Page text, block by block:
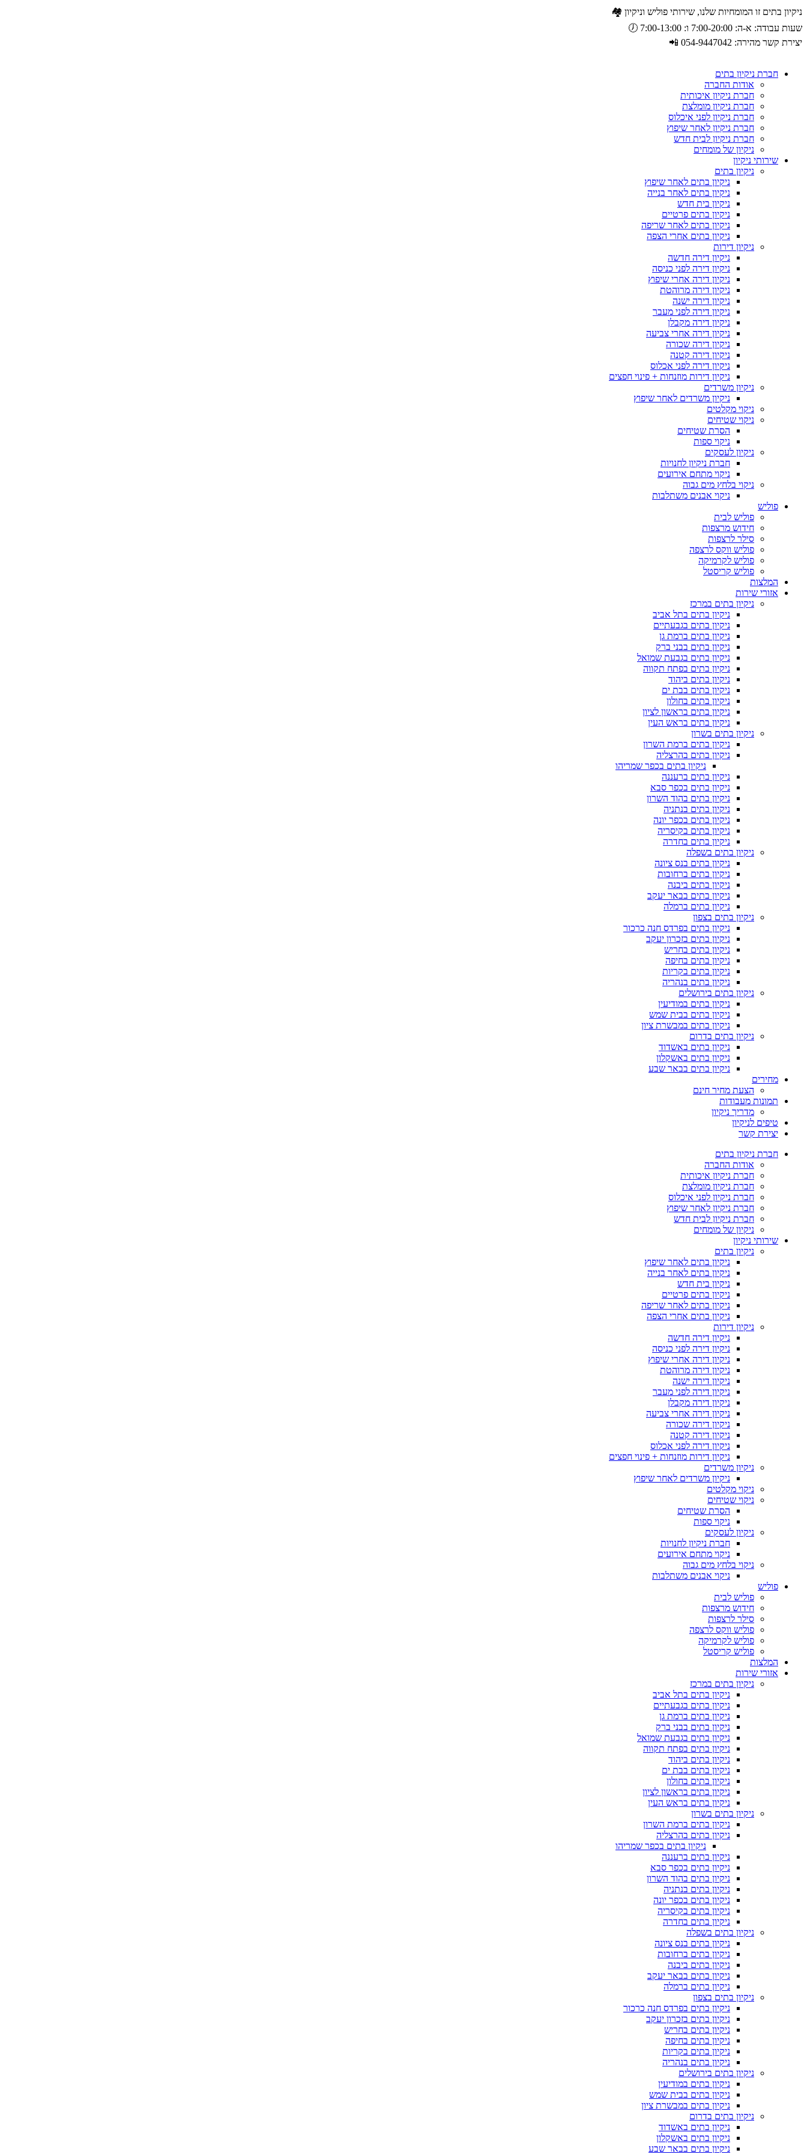
ניקיון בתים זו המומחיות שלנו, שירותי פוליש וניקיון 🏘️
שעות עבודה: א-ה: 7:00-20:00 ו: 7:00-13:00 🕖
יצירת קשר מהירה: 054-9447042 📲
חברת ניקיון בתים
אודות החברה
חברת ניקיון איכותית
חברת ניקיון מומלצת
חברת ניקיון לפני איכלוס
חברת ניקיון לאחר שיפוץ
חברת ניקיון לבית חדש
ניקיון של מומחים
שירותי ניקיון
ניקיון בתים
ניקיון בתים לאחר שיפוץ
ניקיון בתים לאחר בנייה
ניקיון בית חדש
ניקיון בתים פרטיים
ניקיון בתים לאחר שריפה
ניקיון בתים אחרי הצפה
ניקיון דירות
ניקיון דירה חדשה
ניקיון דירה לפני כניסה
ניקיון דירה אחרי שיפוץ
ניקיון דירה מרוהטת
ניקיון דירה ישנה
ניקיון דירה לפני מעבר
ניקיון דירה מקבלן
ניקיון דירה אחרי צביעה
ניקיון דירה שכורה
ניקיון דירה קטנה
ניקיון דירה לפני אכלוס
ניקיון דירות מוזנחות + פינוי חפצים
ניקיון משרדים
ניקיון משרדים לאחר שיפוץ
ניקוי מקלטים
ניקוי שטיחים
הסרת שטיחים
ניקוי ספות
ניקיון לעסקים
חברת ניקיון לחנויות
ניקוי מתחם אירועים
ניקוי בלחץ מים גבוה
ניקוי אבנים משתלבות
פוליש
פוליש לבית
חידוש מרצפות
סילר לרצפות
פוליש ווקס לרצפה
פוליש לקרמיקה
פוליש קריסטל
המלצות
אזורי שירות
ניקיון בתים במרכז
ניקיון בתים בתל אביב
ניקיון בתים בגבעתיים
ניקיון בתים ברמת גן
ניקיון בתים בבני ברק
ניקיון בתים בגבעת שמואל
ניקיון בתים בפתח תקווה
ניקיון בתים ביהוד
ניקיון בתים בבת ים
ניקיון בתים בחולון
ניקיון בתים בראשון לציון
ניקיון בתים בראש העין
ניקיון בתים בשרון
ניקיון בתים ברמת השרון
ניקיון בתים בהרצליה
ניקיון בתים בכפר שמריהו
ניקיון בתים ברעננה
ניקיון בתים בכפר סבא
ניקיון בתים בהוד השרון
ניקיון בתים בנתניה
ניקיון בתים בכפר יונה
ניקיון בתים בקיסריה
ניקיון בתים בחדרה
ניקיון בתים בשפלה
ניקיון בתים בנס ציונה
ניקיון בתים ברחובות
ניקיון בתים ביבנה
ניקיון בתים בבאר יעקב
ניקיון בתים ברמלה
ניקיון בתים בצפון
ניקיון בתים בפרדס חנה כרכור
ניקיון בתים בזכרון יעקב
ניקיון בתים בחריש
ניקיון בתים בחיפה
ניקיון בתים בקריות
ניקיון בתים בנהריה
ניקיון בתים בירושלים
ניקיון בתים במודיעין
ניקיון בתים בבית שמש
ניקיון בתים במבשרת ציון
ניקיון בתים בדרום
ניקיון בתים באשדוד
ניקיון בתים באשקלון
ניקיון בתים בבאר שבע
מחירים
הצעת מחיר חינם
תמונות מעבודות
מדריך ניקיון
טיפים לניקיון
יצירת קשר
חברת ניקיון בתים
אודות החברה
חברת ניקיון איכותית
חברת ניקיון מומלצת
חברת ניקיון לפני איכלוס
חברת ניקיון לאחר שיפוץ
חברת ניקיון לבית חדש
ניקיון של מומחים
שירותי ניקיון
ניקיון בתים
ניקיון בתים לאחר שיפוץ
ניקיון בתים לאחר בנייה
ניקיון בית חדש
ניקיון בתים פרטיים
ניקיון בתים לאחר שריפה
ניקיון בתים אחרי הצפה
ניקיון דירות
ניקיון דירה חדשה
ניקיון דירה לפני כניסה
ניקיון דירה אחרי שיפוץ
ניקיון דירה מרוהטת
ניקיון דירה ישנה
ניקיון דירה לפני מעבר
ניקיון דירה מקבלן
ניקיון דירה אחרי צביעה
ניקיון דירה שכורה
ניקיון דירה קטנה
ניקיון דירה לפני אכלוס
ניקיון דירות מוזנחות + פינוי חפצים
ניקיון משרדים
ניקיון משרדים לאחר שיפוץ
ניקוי מקלטים
ניקוי שטיחים
הסרת שטיחים
ניקוי ספות
ניקיון לעסקים
חברת ניקיון לחנויות
ניקוי מתחם אירועים
ניקוי בלחץ מים גבוה
ניקוי אבנים משתלבות
פוליש
פוליש לבית
חידוש מרצפות
סילר לרצפות
פוליש ווקס לרצפה
פוליש לקרמיקה
פוליש קריסטל
המלצות
אזורי שירות
ניקיון בתים במרכז
ניקיון בתים בתל אביב
ניקיון בתים בגבעתיים
ניקיון בתים ברמת גן
ניקיון בתים בבני ברק
ניקיון בתים בגבעת שמואל
ניקיון בתים בפתח תקווה
ניקיון בתים ביהוד
ניקיון בתים בבת ים
ניקיון בתים בחולון
ניקיון בתים בראשון לציון
ניקיון בתים בראש העין
ניקיון בתים בשרון
ניקיון בתים ברמת השרון
ניקיון בתים בהרצליה
ניקיון בתים בכפר שמריהו
ניקיון בתים ברעננה
ניקיון בתים בכפר סבא
ניקיון בתים בהוד השרון
ניקיון בתים בנתניה
ניקיון בתים בכפר יונה
ניקיון בתים בקיסריה
ניקיון בתים בחדרה
ניקיון בתים בשפלה
ניקיון בתים בנס ציונה
ניקיון בתים ברחובות
ניקיון בתים ביבנה
ניקיון בתים בבאר יעקב
ניקיון בתים ברמלה
ניקיון בתים בצפון
ניקיון בתים בפרדס חנה כרכור
ניקיון בתים בזכרון יעקב
ניקיון בתים בחריש
ניקיון בתים בחיפה
ניקיון בתים בקריות
ניקיון בתים בנהריה
ניקיון בתים בירושלים
ניקיון בתים במודיעין
ניקיון בתים בבית שמש
ניקיון בתים במבשרת ציון
ניקיון בתים בדרום
ניקיון בתים באשדוד
ניקיון בתים באשקלון
ניקיון בתים בבאר שבע